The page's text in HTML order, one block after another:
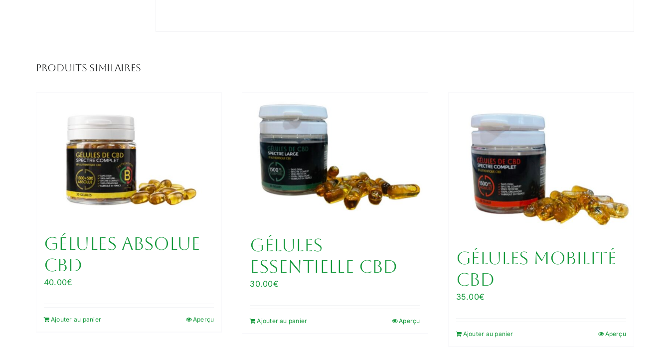
Produits similaires
Gélules Absolue
CBD
40.00€
Ajouter au panier Aperçu
Gélules
Essentielle CBD
30.00€
Ajouter au panier Aperçu
Gélules Mobilité
CBD
35.00€
Ajouter au panier Aperçu